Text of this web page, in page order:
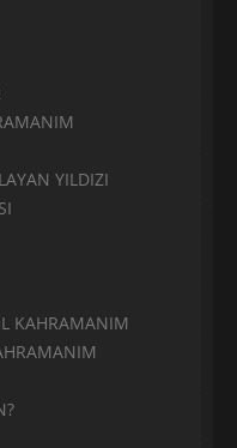
YILDIZI
KAHRAMANIM